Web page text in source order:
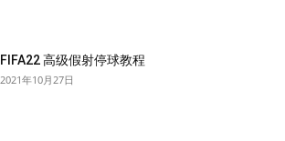
FIFA22 高级假射停球教程
2021年10月27日